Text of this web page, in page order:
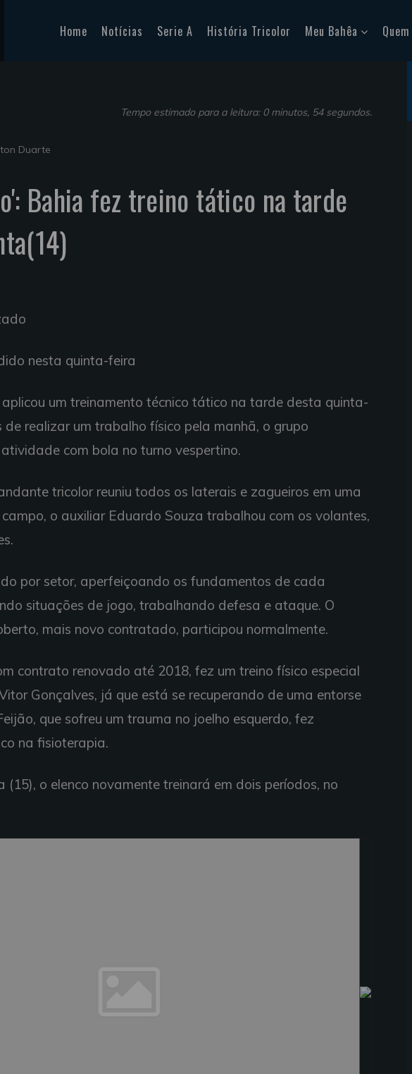
Home Notícias Serie A História Tricolor Meu Bahêa
Tempo estimado para a leitura: 0 minutos, 54 segundos.
Duarte
Bahia fez treino tático na tarde
nesta quinta-feira
um treinamento técnico tático na tarde desta quinta-
de realizar um trabalho físico pela manhã, o grupo
com bola no turno vespertino.
tricolor reuniu todos os laterais e zagueiros em uma
o auxiliar Eduardo Souza trabalhou com os volantes,
por setor, aperfeiçoando os fundamentos de cada
situações de jogo, trabalhando defesa e ataque. O
mais novo contratado, participou normalmente.
contrato renovado até 2018, fez um treino físico especial
Gonçalves, já que está se recuperando de uma entorse
que sofreu um trauma no joelho esquerdo, fez
na fisioterapia.
(15), o elenco novamente treinará em dois períodos, no